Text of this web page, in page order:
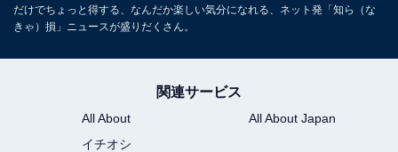
だけでちょっと得する、なんだか楽しい気分になれる、ネット発「知ら（な
きゃ）損」ニュースが盛りだくさん。
関連サービス
All About
All About Japan
イチオシ